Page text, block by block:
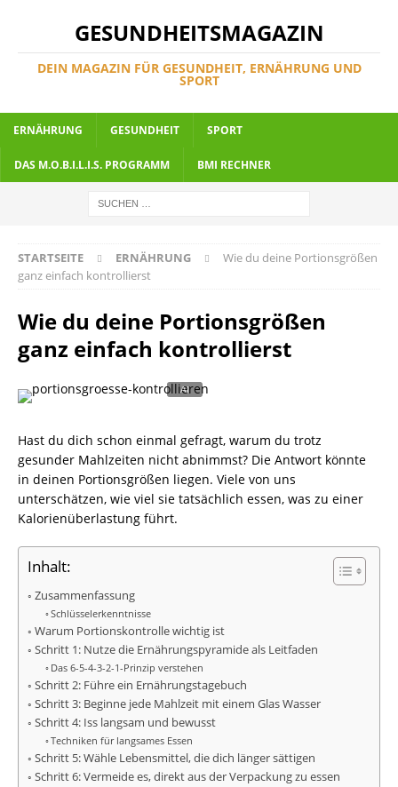
GESUNDHEITSMAGAZIN
DEIN MAGAZIN FÜR GESUNDHEIT, ERNÄHRUNG UND
SPORT
ERNÄHRUNG GESUNDHEIT SPORT
DAS M.O.B.I.L.I.S. PROGRAMM BMI RECHNER
STARTSEITE ERNÄHRUNG
Wie du deine Portionsgrößen
ganz einfach kontrollierst
Wie du deine Portionsgrößen
ganz einfach kontrollierst
Hast du dich schon einmal gefragt, warum du trotz
gesunder Mahlzeiten nicht abnimmst? Die Antwort könnte
in deinen Portionsgrößen liegen. Viele von uns
unterschätzen, wie viel sie tatsächlich essen, was zu einer
Kalorienüberlastung führt.
Inhalt:
Zusammenfassung
Schlüsselerkenntnisse
Warum Portionskontrolle wichtig ist
Schritt 1: Nutze die Ernährungspyramide als Leitfaden
Das 6-5-4-3-2-1-Prinzip verstehen
Schritt 2: Führe ein Ernährungstagebuch
Schritt 3: Beginne jede Mahlzeit mit einem Glas Wasser
Schritt 4: Iss langsam und bewusst
Techniken für langsames Essen
Schritt 5: Wähle Lebensmittel, die dich länger sättigen
Schritt 6: Vermeide es, direkt aus der Verpackung zu essen